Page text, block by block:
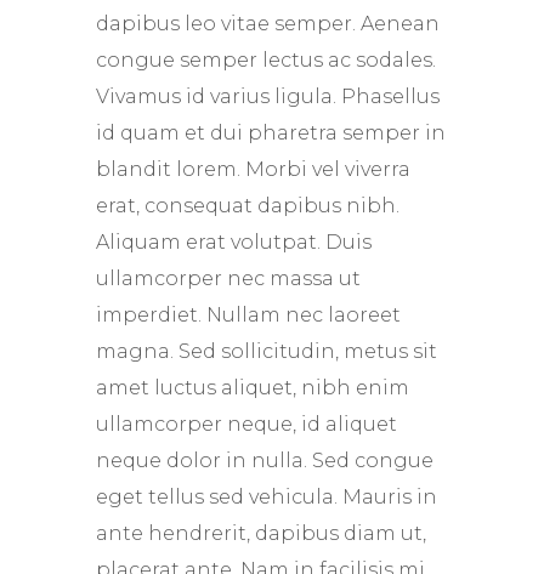
dapibus leo vitae semper. Aenean
congue semper lectus ac sodales.
Vivamus id varius ligula. Phasellus
id quam et dui pharetra semper in
blandit lorem. Morbi vel viverra
erat, consequat dapibus nibh.
Aliquam erat volutpat. Duis
ullamcorper nec massa ut
imperdiet. Nullam nec laoreet
magna. Sed sollicitudin, metus sit
amet luctus aliquet, nibh enim
ullamcorper neque, id aliquet
neque dolor in nulla. Sed congue
eget tellus sed vehicula. Mauris in
ante hendrerit, dapibus diam ut,
placerat ante. Nam in facilisis mi.